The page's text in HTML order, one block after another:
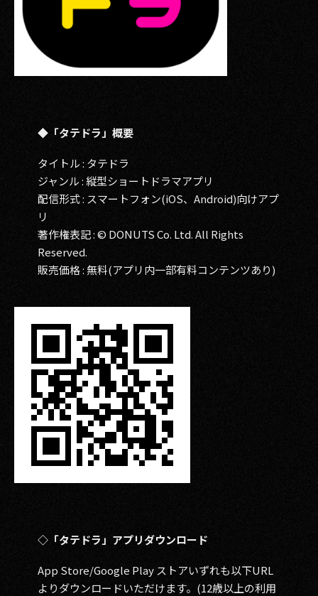
◆「タテドラ」概要
タイトル : タテドラ
ジャンル : 縦型ショートドラマアプリ
配信形式 : スマートフォン(iOS、Android)向けアプ
リ
著作権表記 : © DONUTS Co. Ltd. All Rights
Reserved.
販売価格 : 無料(アプリ内一部有料コンテンツあり)
◇「タテドラ」アプリダウンロード
App Store/Google Play ストアいずれも以下URL
よりダウンロードいただけます。(12歳以上の利用